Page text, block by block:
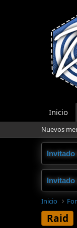
Inicio
Nuevos
Invitado
Invitado
Inicio
Raid